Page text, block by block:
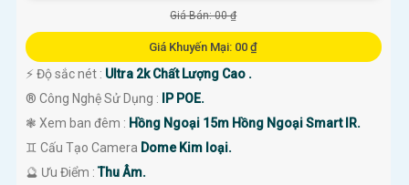
Giá Bán: 00 ₫
Giá Khuyến Mại: 00 ₫
️⚡ Độ sắc nét : Ultra 2k Chất Lượng Cao .
®️ Công Nghệ Sử Dụng :
IP POE.
❃ Xem ban đêm : Hồng Ngoại 15m Hồng Ngoại Smart IR.
♊ Cấu Tạo Camera Dome Kim loại.
️🔮 Ưu Điểm :Thu Âm.